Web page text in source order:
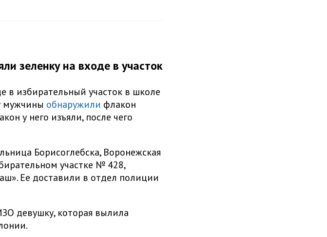
зеленку на входе в участок
в избирательный участок в школе
мужчины обнаружили флакон
у него изъяли, после чего
Борисоглебска, Воронежская
участке № 428,
Ее доставили в отдел полиции
девушку, которая вылила